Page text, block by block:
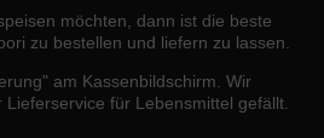
möchten, dann ist die beste
zu bestellen und liefern zu lassen.
am Kassenbildschirm. Wir
für Lebensmittel gefällt.